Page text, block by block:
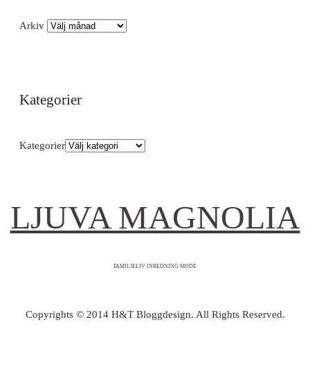
Arkiv
Kategorier
Kategorier
LJUVA MAGNOLIA
FAMILJELIV INREDNING MODE
Copyrights © 2014 H&T Bloggdesign. All Rights Reserved.